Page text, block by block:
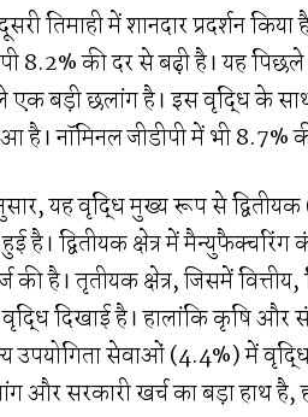
तिमाही में शानदार प्रदर्शन
8.2% की दर से बढ़ी है। यह
बड़ी छलांग है। इस वृद्धि के
है। नॉमिनल जीडीपी में भी 8.7%
यह वृद्धि मुख्य रूप से
है। द्वितीयक क्षेत्र में
की है। तृतीयक क्षेत्र, जिसमें
दिखाई है। हालांकि कृषि और
सेवाओं (4.4%) में वृद्धि
और सरकारी खर्च का बड़ा हाथ